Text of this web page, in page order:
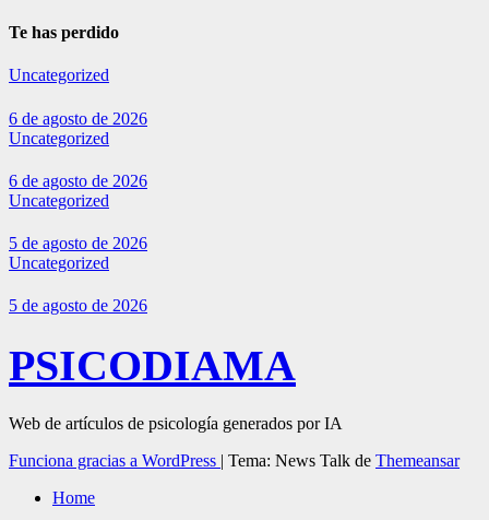
Te has perdido
Uncategorized
6 de agosto de 2026
Uncategorized
6 de agosto de 2026
Uncategorized
5 de agosto de 2026
Uncategorized
5 de agosto de 2026
PSICODIAMA
Web de artículos de psicología generados por IA
Funciona gracias a WordPress | Tema: News Talk de Themeansar
Home